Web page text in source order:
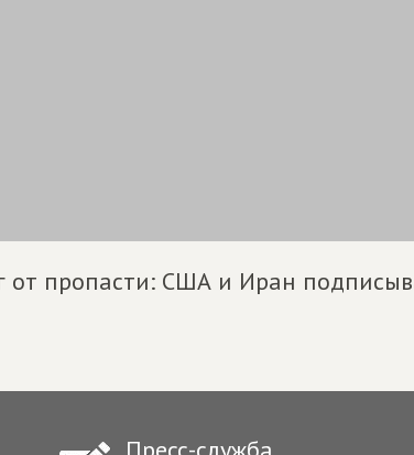
от пропасти: США и Иран